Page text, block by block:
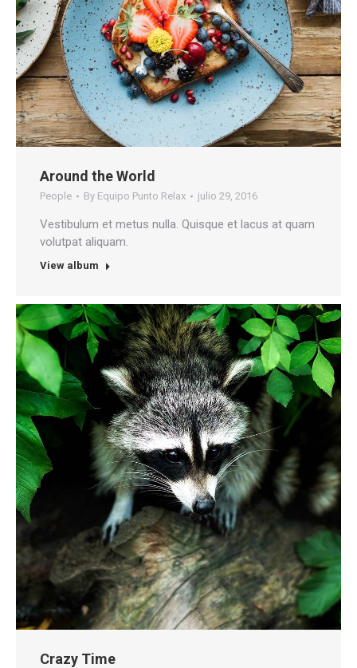
Around the World
People By Equipo Punto Relax julio 29, 2016
Vestibulum et metus nulla. Quisque et lacus at quam
volutpat aliquam.
View album
Crazy Time